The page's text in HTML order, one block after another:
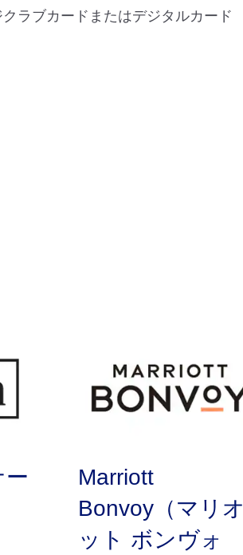
ラブカードまたはデジタルカード
Marriott
Bonvoy（マリオ
ット ボンヴォ